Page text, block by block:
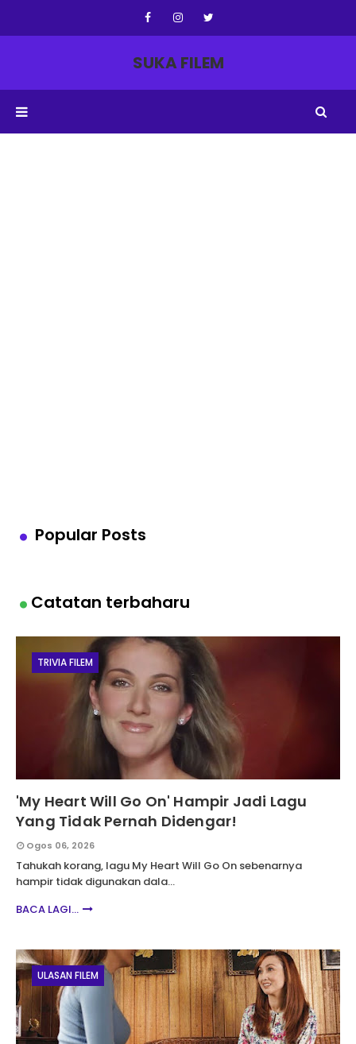
SUKA FILEM
Popular Posts
Catatan terbaharu
TRIVIA FILEM
'My Heart Will Go On' Hampir Jadi Lagu
Yang Tidak Pernah Didengar!
Ogos 06, 2026
Tahukah korang, lagu My Heart Will Go On sebenarnya
hampir tidak digunakan dala…
BACA LAGI...
ULASAN FILEM